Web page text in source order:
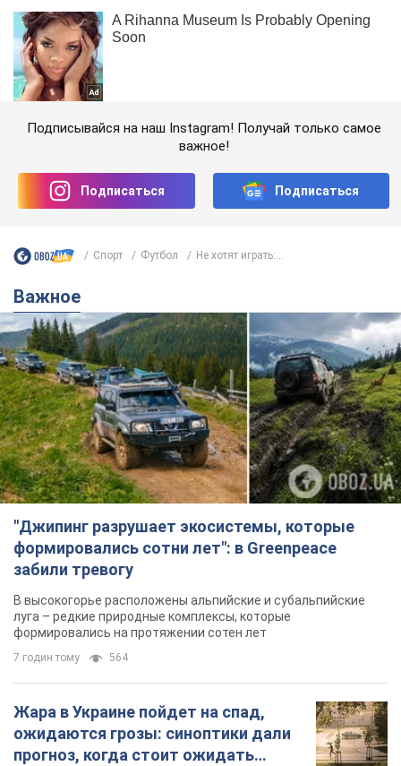
Подписывайся на наш Instagram! Получай только самое
важное!
Подписаться Подписаться
Спорт Футбол Не хотят играть:...
Важное
"Джипинг разрушает экосистемы, которые
формировались сотни лет": в Greenpeace
забили тревогу
В высокогорье расположены альпийские и субальпийские
луга – редкие природные комплексы, которые
формировались на протяжении сотен лет
7 годин тому 564
Жара в Украине пойдет на спад,
ожидаются грозы: синоптики дали
прогноз, когда стоит ожидать